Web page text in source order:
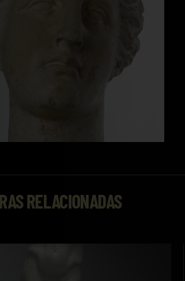
RELACIONADAS